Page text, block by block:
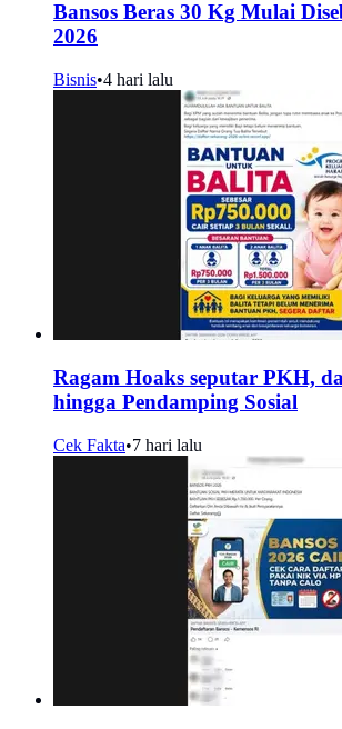
Bansos Beras 30 Kg Mulai
2026
Bisnis•4 hari lalu
Ragam Hoaks seputar PKH,
hingga Pendamping Sosial
Cek Fakta•7 hari lalu